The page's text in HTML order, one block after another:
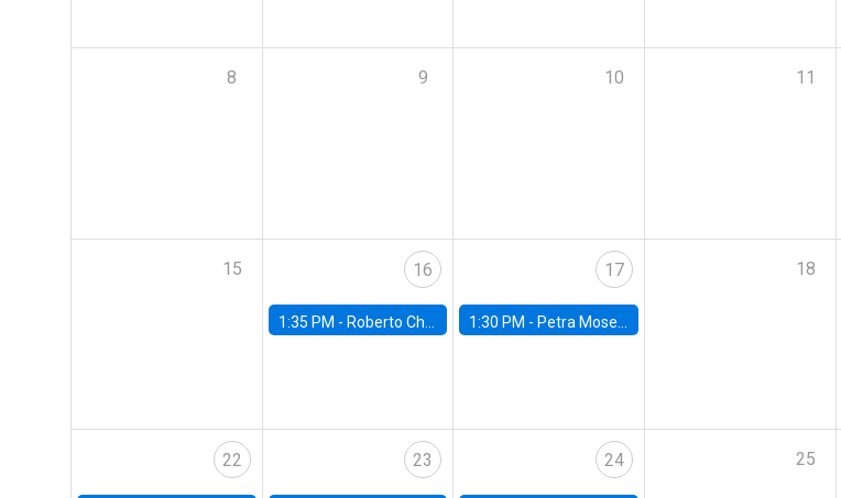
8 9 10 11
15 16
1:35 PM - Roberto Chang, Rutgers University
17
1:30 PM - Petra Moser, NYU Stern
18
22 23 24 25